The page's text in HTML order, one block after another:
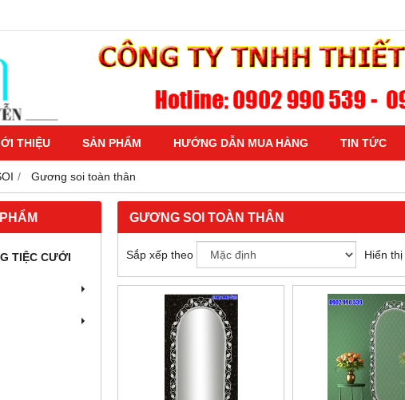
THIỆU SẢN PHẨM HƯỚNG DẪN MUA HÀNG TIN TỨC
Gương soi toàn thân
TIỆC CƯỚI
GƯƠNG SOI TOÀN THÂN
Sắp xếp theo Hiển thị